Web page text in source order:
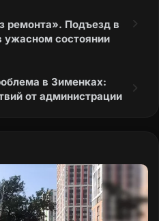
ремонта». Подъезд в
состоянии
в Зименках:
от администрации